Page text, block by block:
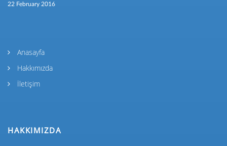
22 February 2016
Anasayfa
Hakkımızda
İletişim
HAKKIMIZDA